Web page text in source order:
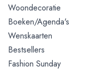
Woondecoratie
Boeken/Agenda's
Wenskaarten
Bestsellers
Fashion Sunday